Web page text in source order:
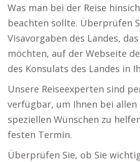
Was man bei der Reise
beachten sollte. Überprüfen
Visavorgaben des Landes,
möchten, auf der Webseite
des Konsulats des Landes in
Unsere Reiseexperten sind
verfügbar, um Ihnen bei allen
speziellen Wünschen zu
festen Termin.
Überprüfen Sie, ob Sie